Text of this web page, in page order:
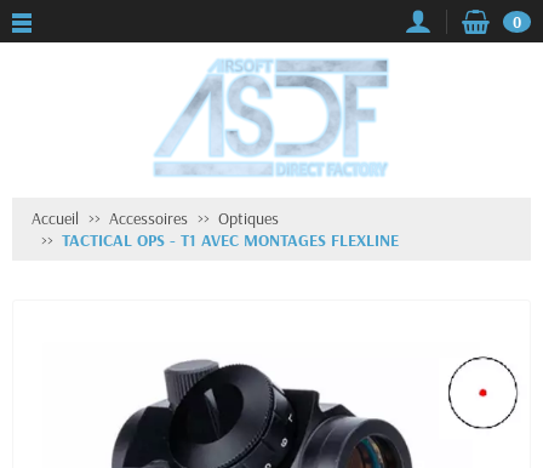
0
Accueil Accessoires
Optiques
TACTICAL OPS - T1 AVEC MONTAGES FLEXLINE